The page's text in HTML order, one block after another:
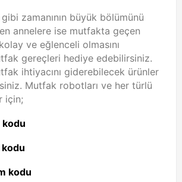
zamanının büyük bölümünü
annelere ise mutfakta geçen
ve eğlenceli olmasını
gereçleri hediye edebilirsiniz.
ihtiyacını giderebilecek ürünler
Mutfak robotları ve her türlü
için;
kodu